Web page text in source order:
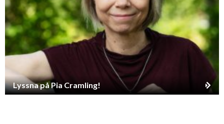
Lyssna på Pia Cramling!